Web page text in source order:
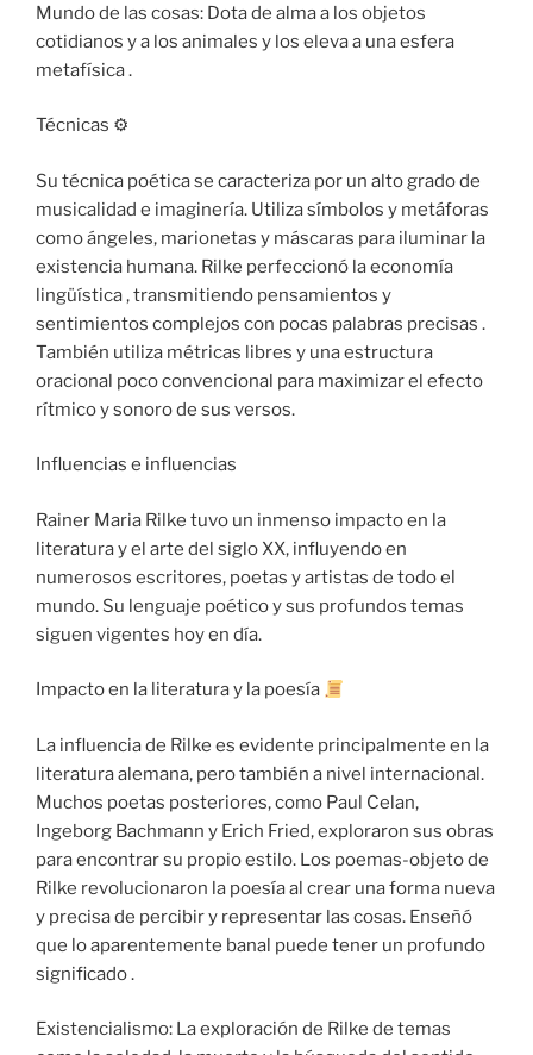
Mundo de las cosas: Dota de alma a los objetos
cotidianos y a los animales y los eleva a una esfera
metafísica .
Técnicas ⚙ ️
Su técnica poética se caracteriza por un alto grado de
musicalidad e imaginería. Utiliza símbolos y metáforas
como ángeles, marionetas y máscaras para iluminar la
existencia humana. Rilke perfeccionó la economía
lingüística , transmitiendo pensamientos y
sentimientos complejos con pocas palabras precisas .
También utiliza métricas libres y una estructura
oracional poco convencional para maximizar el efecto
rítmico y sonoro de sus versos.
Influencias e influencias​
Rainer Maria Rilke tuvo un inmenso impacto en la
literatura y el arte del siglo XX, influyendo en
numerosos escritores, poetas y artistas de todo el
mundo. Su lenguaje poético y sus profundos temas
siguen vigentes hoy en día.
Impacto en la literatura y la poesía
La influencia de Rilke es evidente principalmente en la
literatura alemana, pero también a nivel internacional.
Muchos poetas posteriores, como Paul Celan,
Ingeborg Bachmann y Erich Fried, exploraron sus obras
para encontrar su propio estilo. Los poemas-objeto de
Rilke revolucionaron la poesía al crear una forma nueva
y precisa de percibir y representar las cosas. Enseñó
que lo aparentemente banal puede tener un profundo
significado .
Existencialismo: La exploración de Rilke de temas